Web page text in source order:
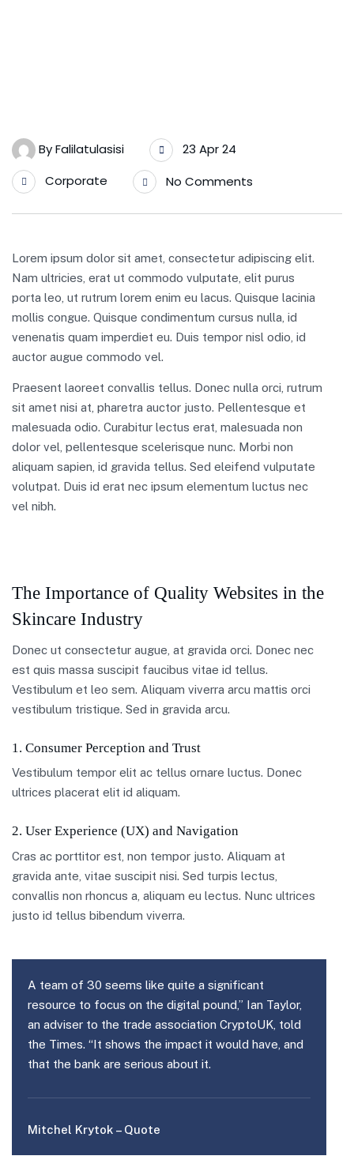
ByFalilatulasisi
23 Apr 24
Corporate
No Comments
Lorem ipsum dolor sit amet, consectetur adipiscing elit.
Nam ultricies, erat ut commodo vulputate, elit purus
porta leo, ut rutrum lorem enim eu lacus. Quisque lacinia
mollis congue. Quisque condimentum cursus nulla, id
venenatis quam imperdiet eu. Duis tempor nisl odio, id
auctor augue commodo vel.
Praesent laoreet convallis tellus. Donec nulla orci, rutrum
sit amet nisi at, pharetra auctor justo. Pellentesque et
malesuada odio. Curabitur lectus erat, malesuada non
dolor vel, pellentesque scelerisque nunc. Morbi non
aliquam sapien, id gravida tellus. Sed eleifend vulputate
volutpat. Duis id erat nec ipsum elementum luctus nec
vel nibh.
The Importance of Quality Websites in the
Skincare Industry
Donec ut consectetur augue, at gravida orci. Donec nec
est quis massa suscipit faucibus vitae id tellus.
Vestibulum et leo sem. Aliquam viverra arcu mattis orci
vestibulum tristique. Sed in gravida arcu.
1. Consumer Perception and Trust
Vestibulum tempor elit ac tellus ornare luctus. Donec
ultrices placerat elit id aliquam.
2. User Experience (UX) and Navigation
Cras ac porttitor est, non tempor justo. Aliquam at
gravida ante, vitae suscipit nisi. Sed turpis lectus,
convallis non rhoncus a, aliquam eu lectus. Nunc ultrices
justo id tellus bibendum viverra.
A team of 30 seems like quite a significant
resource to focus on the digital pound,” Ian Taylor,
an adviser to the trade association CryptoUK, told
the Times. “It shows the impact it would have, and
that the bank are serious about it.
Mitchel Krytok – Quote